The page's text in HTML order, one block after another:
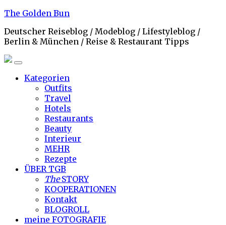
Skip
content
The Golden Bun
Deutscher Reiseblog / Modeblog / Lifestyleblog /
Berlin & München / Reise & Restaurant Tipps
Kategorien
Outfits
Travel
Hotels
Restaurants
Beauty
Interieur
MEHR
Rezepte
ÜBER TGB
TheSTORY
KOOPERATIONEN
Kontakt
BLOGROLL
meine FOTOGRAFIE